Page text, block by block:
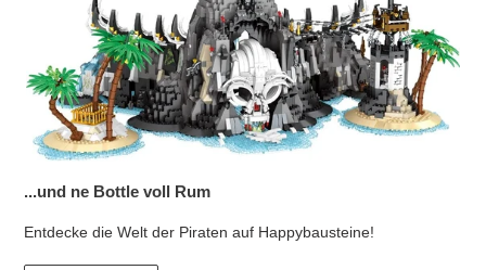
...und ne Bottle voll Rum
Entdecke die Welt der Piraten auf Happybausteine!